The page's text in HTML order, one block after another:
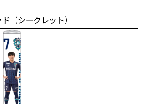
（シークレット）